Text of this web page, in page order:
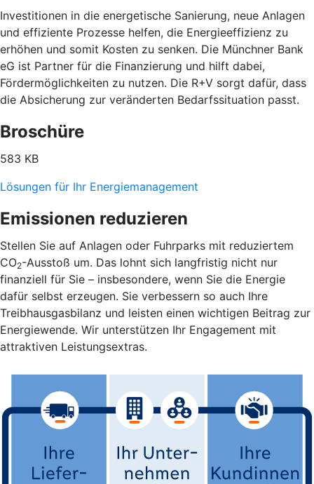
Investitionen in die energetische Sanierung, neue Anlagen
und effiziente Prozesse helfen, die Energieeffizienz zu
erhöhen und somit Kosten zu senken. Die Münchner Bank
eG ist Partner für die Finanzierung und hilft dabei,
Fördermöglichkeiten zu nutzen. Die R+V sorgt dafür, dass
die Absicherung zur veränderten Bedarfssituation passt.
Broschüre
583 KB
Lösungen für Ihr Energiemanagement
Emissionen reduzieren
Stellen Sie auf Anlagen oder Fuhrparks mit reduziertem
CO2-Ausstoß um. Das lohnt sich langfristig nicht nur
finanziell für Sie – insbesondere, wenn Sie die Energie
dafür selbst erzeugen. Sie verbessern so auch Ihre
Treibhausgasbilanz und leisten einen wichtigen Beitrag zur
Energiewende. Wir unterstützen Ihr Engagement mit
attraktiven Leistungsextras.